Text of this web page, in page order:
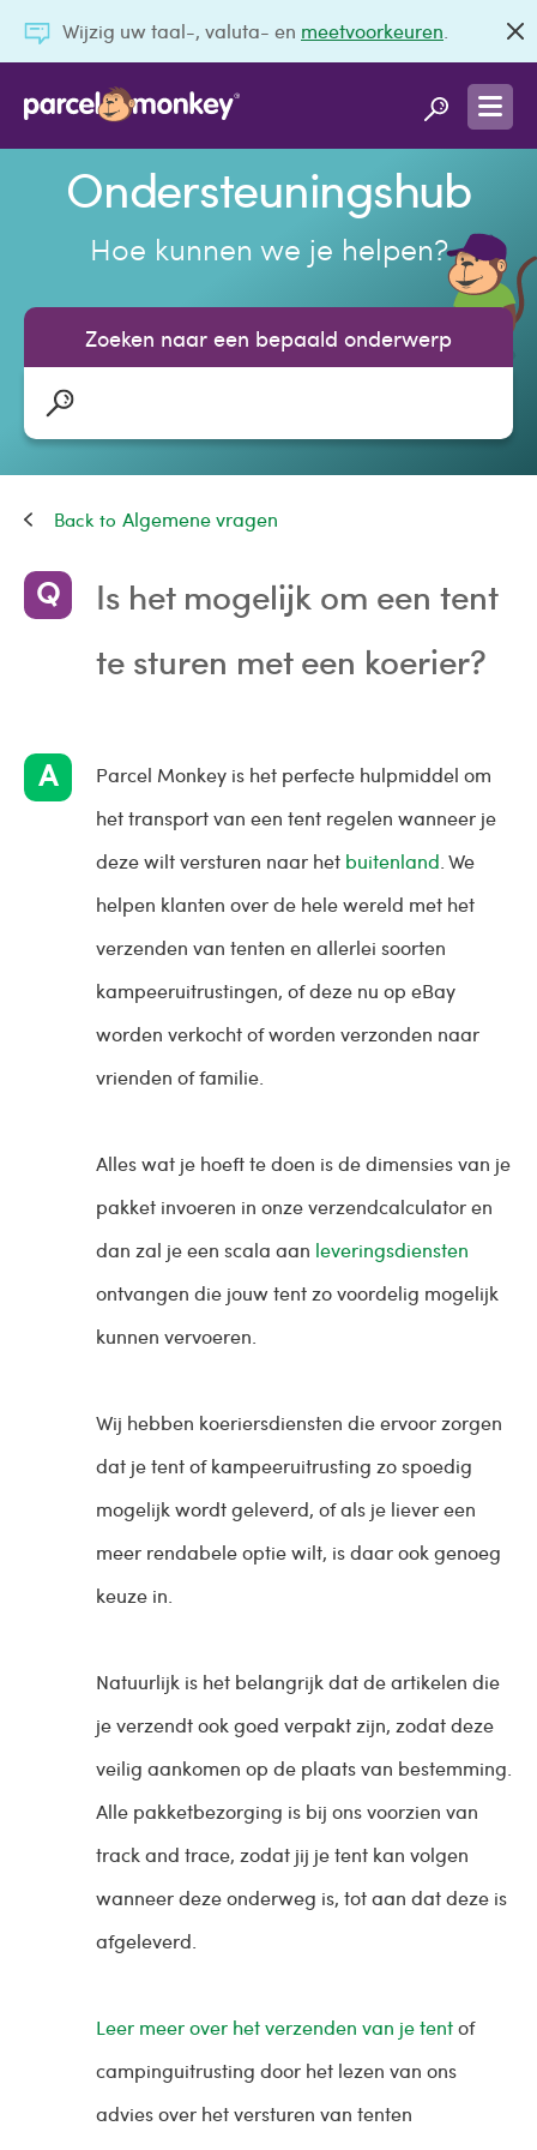
Wijzig uw taal-, valuta- en meetvoorkeuren
Ondersteuningshub
Hoe kunnen we je helpen?
Zoeken naar een bepaald onderwerp
Algemene vragen
Is het mogelijk om een ​​tent
te sturen met een koerier?
Parcel Monkey is het perfecte hulpmiddel om
het transport van een tent regelen wanneer je
deze wilt versturen naar het buitenland . We
helpen klanten over de hele wereld met het
verzenden van tenten en allerlei soorten
kampeeruitrustingen, of deze nu op eBay
worden verkocht of worden verzonden naar
vrienden of familie.
Alles wat je hoeft te doen is de dimensies van je
pakket invoeren in onze verzendcalculator en
dan zal je een scala aan leveringsdiensten
ontvangen die jouw tent zo voordelig mogelijk
kunnen vervoeren.
Wij hebben koeriersdiensten die ervoor zorgen
dat je tent of kampeeruitrusting zo spoedig
mogelijk wordt geleverd, of als je liever een
meer rendabele optie wilt, is daar ook genoeg
keuze in.
Natuurlijk is het belangrijk dat de artikelen die
je verzendt ook goed verpakt zijn, zodat deze
veilig aankomen op de plaats van bestemming.
Alle pakketbezorging is bij ons voorzien van
track and trace, zodat jij je tent kan volgen
wanneer deze onderweg is, tot aan dat deze is
afgeleverd.
Leer meer over het verzenden van je tentof
campinguitrusting door het lezen van ons
advies over het versturen van tenten